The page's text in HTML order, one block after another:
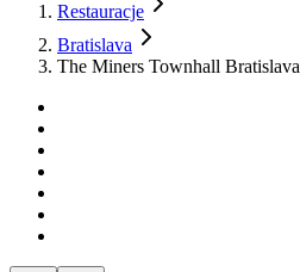
Restauracje
Bratislava
The Miners Townhall Bratislava